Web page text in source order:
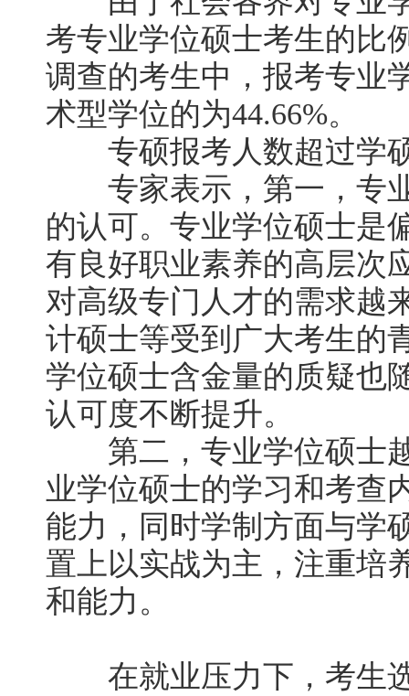
考专业学位硕士考生的比
调查的考生中，报考专业
术型学位的为44.66%。
专硕报考人数超过学硕
专家表示，第一，专业
的认可。专业学位硕士是
有良好职业素养的高层次
对高级专门人才的需求越
计硕士等受到广大考生的
学位硕士含金量的质疑也
认可度不断提升。
第二，专业学位硕士越
业学位硕士的学习和考查
能力，同时学制方面与学
置上以实战为主，注重培
和能力。
在就业压力下，考生